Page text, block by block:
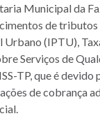
Municipal da
de
(IPTU),
Serviços de
TP, que é devido
de cobrança